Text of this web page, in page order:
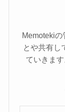
Memotekiの
とや共有し
ていきま